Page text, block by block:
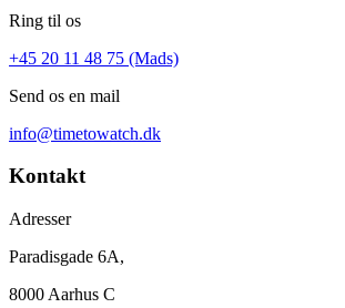
Ring til os
+45 20 11 48 75 (Mads)
Send os en mail
info@timetowatch.dk
Kontakt
Adresser
Paradisgade 6A,
8000 Aarhus C